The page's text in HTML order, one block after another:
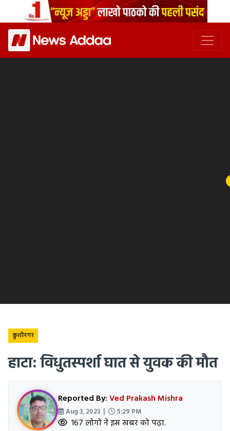
कुशीनगर
हाटा: विधुतस्पर्शा घात से युवक की मौत
Reported By:Ved Prakash Mishra
Aug 3, 2023 | 5:29 PM
167 लोगों ने इस खबर को पढ़ा.